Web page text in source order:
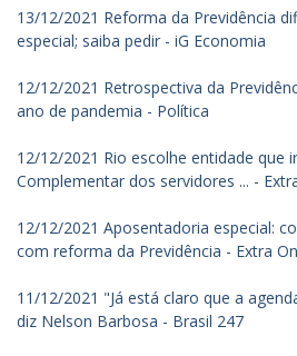
13/12/2021 Reforma da Previdência
especial; saiba pedir - iG Economia
12/12/2021 Retrospectiva da
ano de pandemia - Política
12/12/2021 Rio escolhe entidade que
Complementar dos servidores ... -
12/12/2021 Aposentadoria especial:
com reforma da Previdência - Extra
11/12/2021 "Já está claro que a
diz Nelson Barbosa - Brasil 247